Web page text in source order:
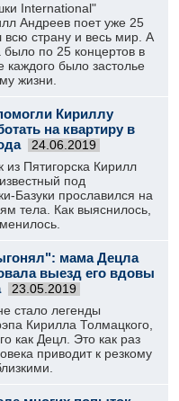
International"
Андреев поет уже 25
всю страну и весь мир. А
было по 25 концертов в
каждого было застолье
жизни.
Кириллу
на квартиру в
24.06.2019
Пятигорска Кирилл
под
Базуки прославился на
тела. Как выяснилось,
мама Децла
выезд его вдовы
23.05.2019
стало легенды
Кирилла Толмацкого,
как Децл. Это как раз
приводит к резкому